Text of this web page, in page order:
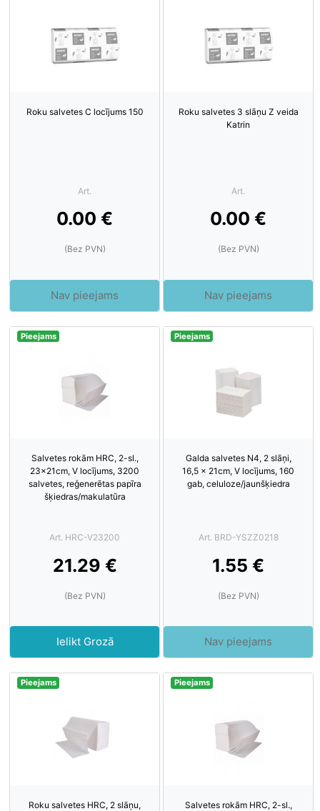
Roku salvetes C locījums 150
Art.
0.00 €
(Bez PVN)
Nav pieejams
Roku salvetes 3 slāņu Z veida
Katrin
Art.
0.00 €
(Bez PVN)
Nav pieejams
Pieejams
Salvetes rokām HRC, 2-sl.,
23x21cm, V locījums, 3200
salvetes, reģenerētas papīra
šķiedras/makulatūra
Art. HRC-V23200
21.29 €
(Bez PVN)
Ielikt Grozā
Pieejams
Galda salvetes N4, 2 slāņi,
16,5 x 21cm, V locījums, 160
gab, celuloze/jaunšķiedra
Art. BRD-YSZZ0218
1.55 €
(Bez PVN)
Nav pieejams
Pieejams
Roku salvetes HRC, 2 slāņu,
Pieejams
Salvetes rokām HRC, 2-sl.,